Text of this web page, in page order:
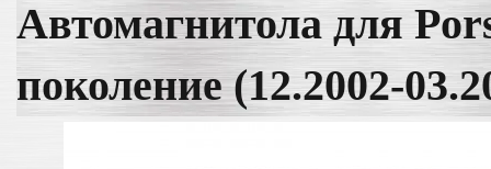
Автомагнитола для
поколение (12.2002-